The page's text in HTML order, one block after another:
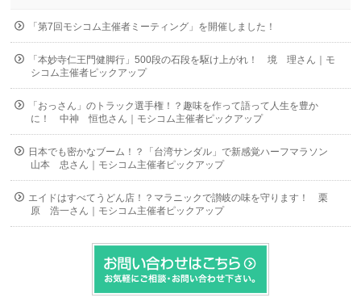
「第7回モシコム主催者ミーティング」を開催しました！
「本妙寺仁王門健脚行」500段の石段を駆け上がれ！ 境 理さん｜モ
シコム主催者ピックアップ
「おっさん」のトラック選手権！？趣味を作って語って人生を豊か
に！ 中神 恒也さん｜モシコム主催者ピックアップ
日本でも密かなブーム！？「台湾サンダル」で新感覚ハーフマラソン
山本 忠さん｜モシコム主催者ピックアップ
エイドはすべてうどん店！？マラニックで讃岐の味を守ります！ 栗
原 浩一さん｜モシコム主催者ピックアップ